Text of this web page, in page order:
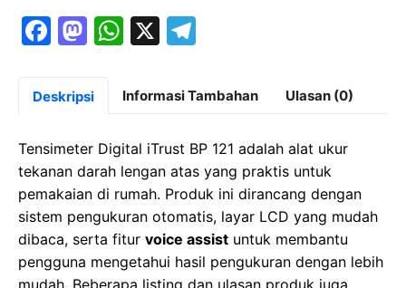
F
c
b
o
o
k
M
st
d
o
n
W
at
s
A
p
p
X
e
gr
a
m
Deskripsi Informasi Tambahan Ulasan (0)
Tensimeter Digital iTrust BP 121 adalah alat ukur
tekanan darah lengan atas yang praktis untuk
pemakaian di rumah. Produk ini dirancang dengan
sistem pengukuran otomatis, layar LCD yang mudah
dibaca, serta fitur voice assist untuk membantu
pengguna mengetahui hasil pengukuran dengan lebih